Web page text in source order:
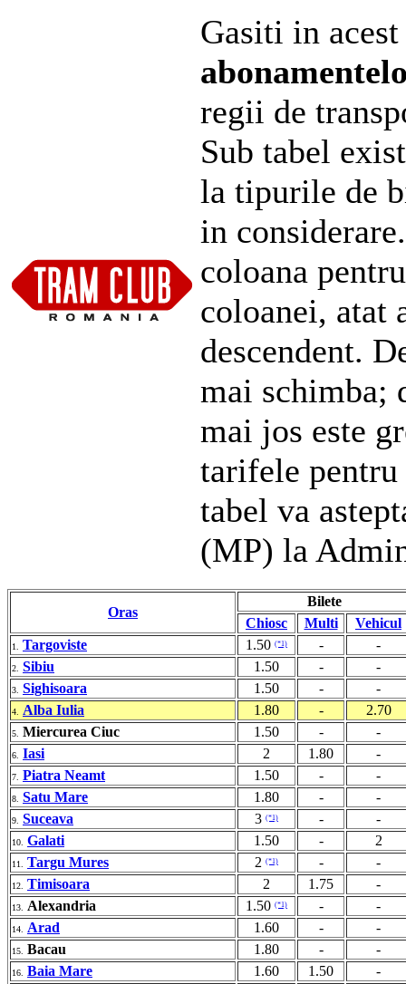
Gasiti in
regii de
Sub tabel
la tipurile de
in
coloana
coloanei, atat
descendent.
mai schimba;
mai jos este
tarifele pentru
tabel va
(MP) la
Oras
Bilete
Chiosc
Multi Vehicul
1. Targoviste 1.50 (*1) - -
2. Sibiu 1.50 - -
3. Sighisoara 1.50 - -
4. Alba Iulia 1.80 - 2.70
5. Miercurea Ciuc 1.50 - -
6. Iasi 2 1.80 -
7. Piatra Neamt 1.50 - -
8. Satu Mare 1.80 - -
9. Suceava 3 (*1) - -
10. Galati 1.50 - 2
11. Targu Mures 2 (*1) - -
12. Timisoara 2 1.75 -
13. Alexandria 1.50 (*1) - -
14. Arad 1.60 - -
15. Bacau 1.80 - -
16. Baia Mare 1.60 1.50 -